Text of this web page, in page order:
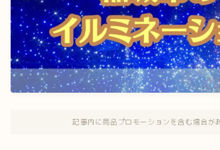
記事内に商品プロモーションを含む場合が